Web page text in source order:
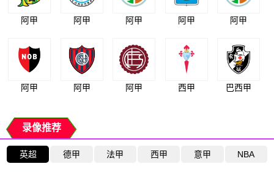
阿甲 阿甲 阿甲 阿甲 阿甲
阿甲 阿甲 阿甲 西甲 巴西甲
录像推荐
英超 德甲 法甲 西甲 意甲 NBA